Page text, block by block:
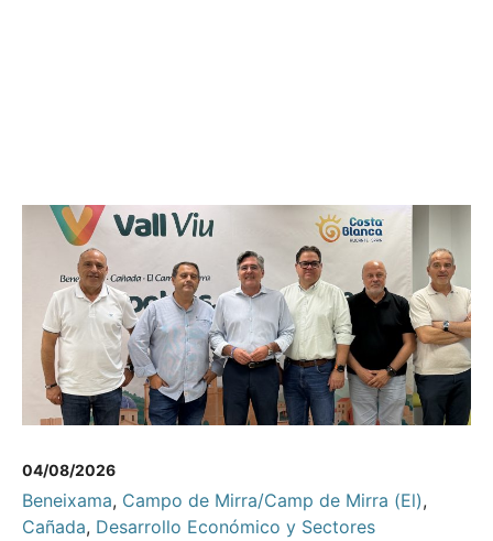
04/08/2026
Beneixama, Campo de Mirra/Camp de Mirra (El),
Cañada, Desarrollo Económico y Sectores